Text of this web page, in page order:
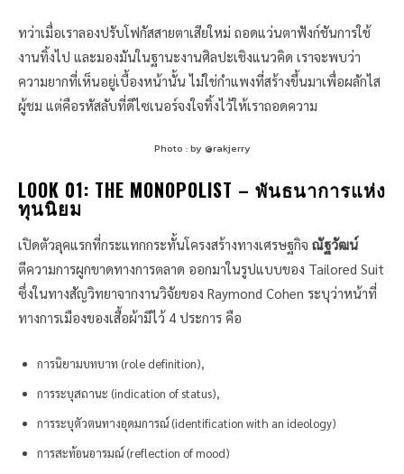
ทว่าเมื่อเราลองปรับโฟกัสสายตาเสียใหม่ ถอดแว่นตาฟังก์ชันการใช้
งานทิ้งไป และมองมันในฐานะงานศิลปะเชิงแนวคิด เราจะพบว่า
ความยากที่เห็นอยู่เบื้องหน้านั้น ไม่ใช่กำแพงที่สร้างขึ้นมาเพื่อผลักไส
ผู้ชม แต่คือรหัสลับที่ดีไซเนอร์จงใจทิ้งไว้ให้เราถอดความ
Photo : by @rakjerry
LOOK 01: THE MONOPOLIST – พันธนาการแห่ง
ทุนนิยม
เปิดตัวลุคแรกที่กระแทกกระทั้นโครงสร้างทางเศรษฐกิจ ณัฐวัฒน์
ตีความการผูกขาดทางการตลาด ออกมาในรูปแบบของ Tailored Suit
ซึ่งในทางสัญวิทยาจากงานวิจัยของ Raymond Cohen ระบุว่าหน้าที่
ทางการเมืองของเสื้อผ้ามีไว้ 4 ประการ คือ
การนิยามบทบาท (role definition),
การระบุสถานะ (indication of status),
การระบุตัวตนทางอุดมการณ์ (identification with an ideology)
การสะท้อนอารมณ์ (reflection of mood)